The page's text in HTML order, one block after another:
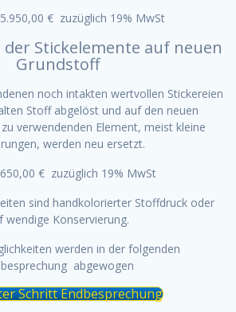
€ zuzüglich 19% MwSt
Stickelemente auf neuen
Grundstoff
noch intakten wertvollen Stickereien
Stoff abgelöst und auf den neuen
verwendenden Element, meist kleine
werden neu ersetzt.
€ zuzüglich 19% MwSt
sind handkolorierter Stoffdruck oder
wendige Konservierung.
werden in der folgenden
abgewogen
Schritt Endbesprechung